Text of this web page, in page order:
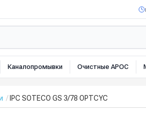
Каналопромывки Очистные АРОС
IPC SOTECO GS 3/78 OPTCYC